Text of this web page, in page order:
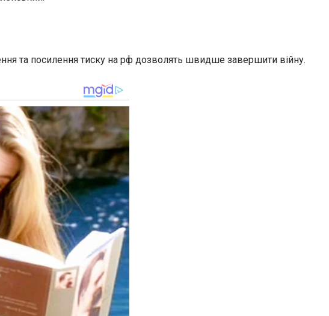
та посилення тиску на рф дозволять швидше завершити війну.